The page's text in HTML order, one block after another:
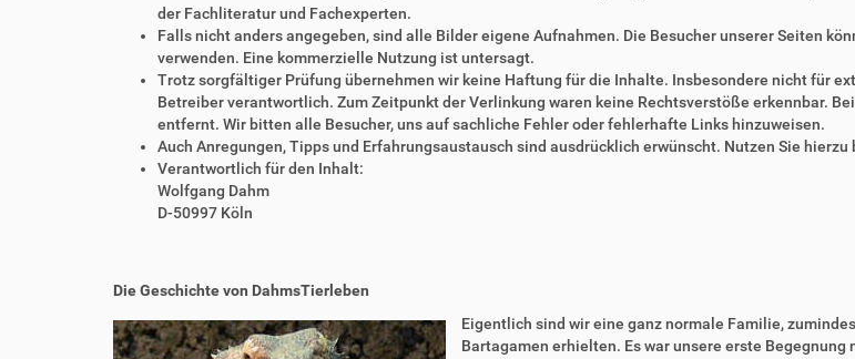
der Fachliteratur und Fachexperten.
Falls nicht anders angegeben, sind alle Bilder eigene Aufnahmen. Die Besucher unserer Seiten
verwenden. Eine kommerzielle Nutzung ist untersagt.
Trotz sorgfältiger Prüfung übernehmen wir keine Haftung für die Inhalte. Insbesondere nicht für
Betreiber verantwortlich. Zum Zeitpunkt der Verlinkung waren keine Rechtsverstöße erkennbar.
entfernt. Wir bitten alle Besucher, uns auf sachliche Fehler oder fehlerhafte Links hinzuweisen.
Auch Anregungen, Tipps und Erfahrungsaustausch sind ausdrücklich erwünscht. Nutzen Sie hierzu
Verantwortlich für den Inhalt:
Wolfgang Dahm
D-50997 Köln
Die Geschichte von DahmsTierleben
Eigentlich sind wir eine ganz normale Familie,
Bartagamen erhielten. Es war unsere erste